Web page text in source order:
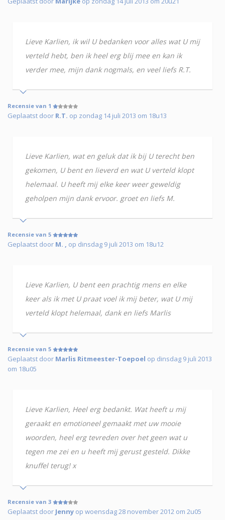
Lieve Karlien, ik wil U bedanken voor alles wat U mij
verteld hebt, ben ik heel erg blij mee en kan ik
verder mee, mijn dank nogmals, en veel liefs R.T.
Recensie van 1
Geplaatst door R.T. op zondag 14 juli 2013 om 18u13
Lieve Karlien, wat en geluk dat ik bij U terecht ben
gekomen, U bent en lieverd en wat U verteld klopt
helemaal. U heeft mij elke keer weer geweldig
geholpen mijn dank ervoor. groet en liefs M.
Recensie van 5
Geplaatst door M. , op dinsdag 9 juli 2013 om 18u12
Lieve Karlien, U bent een prachtig mens en elke
keer als ik met U praat voel ik mij beter, wat U mij
verteld klopt helemaal, dank en liefs Marlis
Recensie van 5
Geplaatst door Marlis Ritmeester-Toepoel op dinsdag 9 juli 2013
om 18u05
Lieve Karlien, Heel erg bedankt. Wat heeft u mij
geraakt en emotioneel gemaakt met uw mooie
woorden, heel erg tevreden over het geen wat u
tegen me zei en u heeft mij gerust gesteld. Dikke
knuffel terug! x
Recensie van 3
Geplaatst door Jenny op woensdag 28 november 2012 om 2u05